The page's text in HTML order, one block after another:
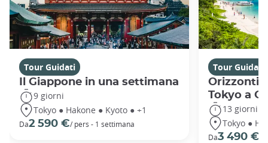
Tour Guidati
Il Giappone in una settimana
9 giorni
Tokyo ● Hakone ● Kyoto ● +1
Da2 590 €/ pers - 1 settimana
Tour Guidati
Orizzonti
Tokyo a
13 giorni
Tokyo ●
Da3 490 €